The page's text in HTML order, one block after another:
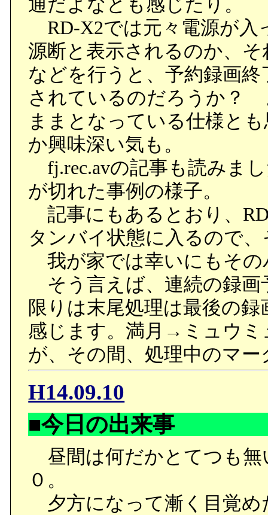
通だよなとも感じたり。
RD-X2では元々電源が入
源断と表示されるのか、
などを行うと、予約録画
されているのだろうか？
ままとなっている仕様と
か興味深い気も。
fj.rec.avの記事も読みま
が切れた事例の様子。
記事にもあるとおり、
タンバイ状態に入るので
我が家では幸いにもその
そう言えば、連続の録画
限りは末尾処理は最後の
感じます。満月→ミュウミ
が、その間、処理中のマ
H14.09.10
■今日の出来事
昼間は何だかとてつも無
０。
夕方になって漸く目覚め